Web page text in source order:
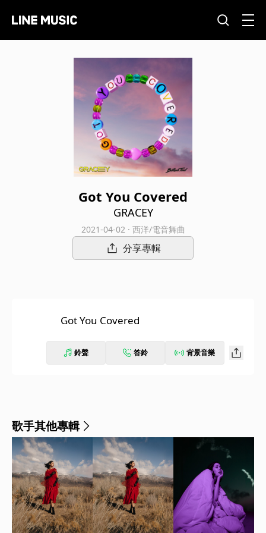
Got You Covered
GRACEY
2021-04-02 · 西洋/電音舞曲
分享專輯
Got You Covered
鈴聲 答鈴 背景音樂
歌手其他專輯